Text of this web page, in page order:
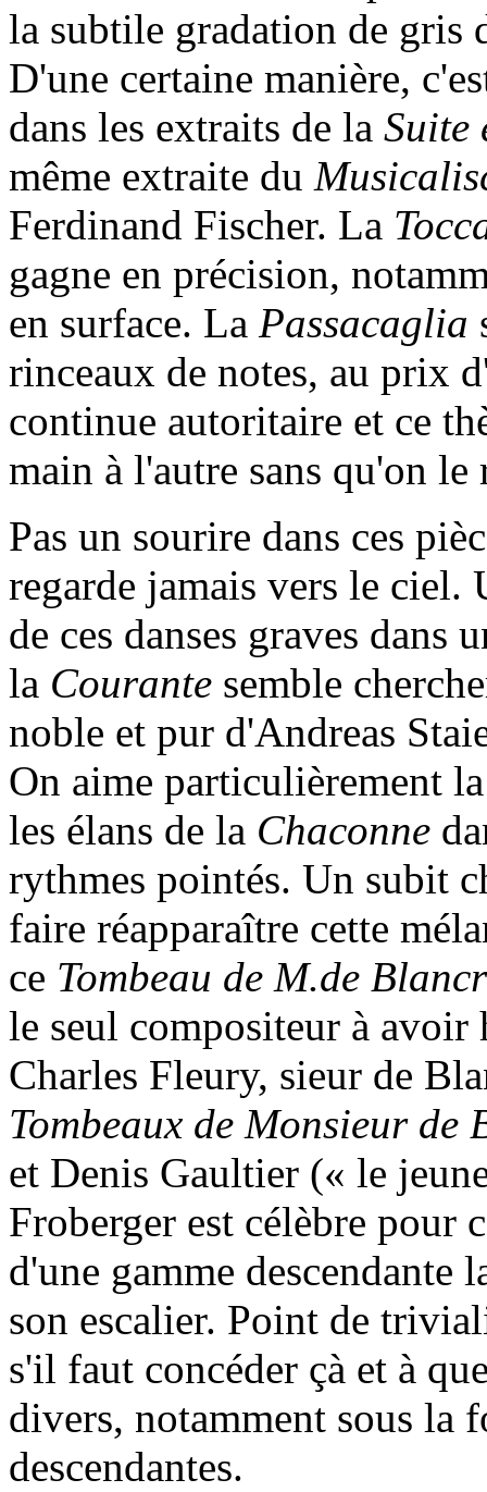
la subtile gradation de gris
D'une certaine manière,
dans les extraits de la Suite
même extraite du
Ferdinand Fischer. La
gagne en précision,
en surface. La Passacaglia
rinceaux de notes, au prix
continue autoritaire et ce
main à l'autre sans qu'on le
Pas un sourire dans ces
regarde jamais vers le
de ces danses graves
la Courante semble
noble et pur d'Andreas
On aime particulièrement
les élans de la Chaconne
rythmes pointés. Un subit
faire réapparaître cette
ce Tombeau de M.de
le seul compositeur à
Charles Fleury, sieur de
Tombeaux de Monsieur de
et Denis Gaultier (« le
Froberger est célèbre pour
d'une gamme descendante
son escalier. Point de
s'il faut concéder çà et à
divers, notamment sous la
descendantes.